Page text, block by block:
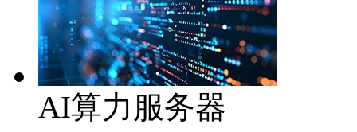
AI算力服务器